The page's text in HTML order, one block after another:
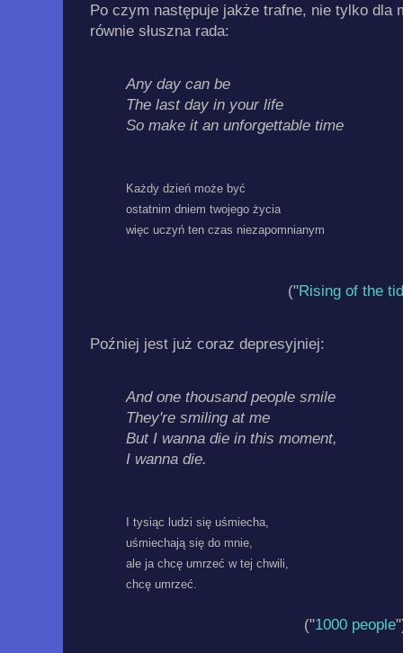
Po czym następuje jakże trafne, nie tylko dla
równie słuszna rada:
Any day can be
The last day in your life
So make it an unforgettable time
Każdy dzień może być
ostatnim dniem twojego życia
więc uczyń ten czas niezapomnianym
("Rising of the
Poźniej jest już coraz depresyjniej:
And one thousand people smile
They're smiling at me
But I wanna die in this moment,
I wanna die.
I tysiąc ludzi się uśmiecha,
uśmiechają się do mnie,
ale ja chcę umrzeć w tej chwili,
chcę umrzeć.
("1000 people